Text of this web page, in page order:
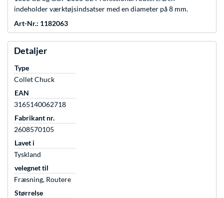
indeholder værktøjsindsatser med en diameter på 8 mm.
Art-Nr.: 1182063
Detaljer
Type
Collet Chuck
EAN
3165140062718
Fabrikant nr.
2608570105
Lavet i
Tyskland
velegnet til
Fræsning, Routere
Størrelse